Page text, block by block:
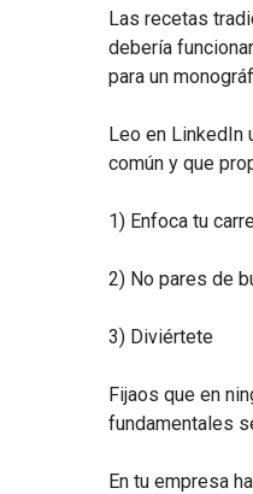
Las recetas
debería
para un
Leo en LinkedIn
común y que
1) Enfoca tu
2) No pares de
3) Diviértete
Fijaos que en
fundamentales
En tu empresa